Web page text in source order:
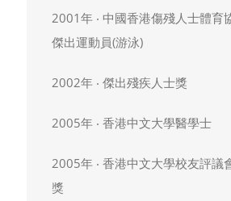
2001年 ‧ 中國香港傷殘人士體
傑出運動員(游泳)
2002年 ‧ 傑出殘疾人士獎
2005年 ‧ 香港中文大學醫學士
2005年 ‧ 香港中文大學校友評議
獎